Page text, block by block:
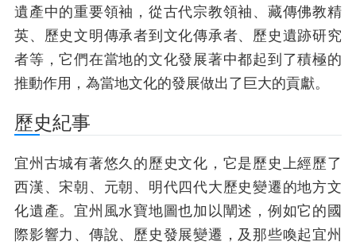
遺產中的重要領袖，從古代宗教領袖、藏傳佛教精
英、歷史文明傳承者到文化傳承者、歷史遺跡研究
者等，它們在當地的文化發展著中都起到了積極的
推動作用，為當地文化的發展做出了巨大的貢獻。
歷史紀事
宜州古城有著悠久的歷史文化，它是歷史上經歷了
西漢、宋朝、元朝、明代四代大歷史變遷的地方文
化遺產。宜州風水寶地圖也加以闡述，例如它的國
際影響力、傳說、歷史發展變遷，及那些喚起宜州